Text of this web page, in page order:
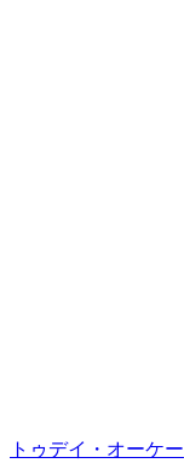
トゥデイ・オーケー